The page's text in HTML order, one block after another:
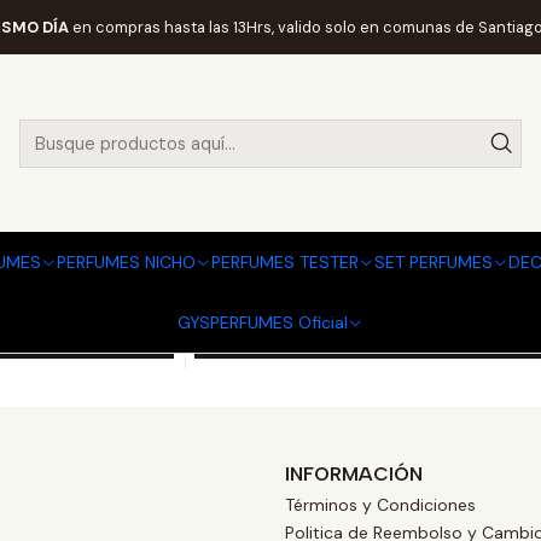
PERFUMES NICHO PERFUMES TESTER SET PERFUMES
GYSPERFUMES Oficial
DÍAen compras hasta las 13Hrs, valido solo en comunas de
Inicio PERFUMES Y COLONIAS CUBA
CUBA
EDT CUBA BLUE 35ML EDT
INFORMACIÓN
Términos y Condiciones
Politica de Reembolso y